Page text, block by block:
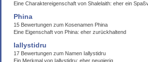
Eine Charaktereigenschaft von Shalelaith: eher ein
Phina
15 Bewertungen zum Kosenamen Phina
Eine Eigenschaft von Phina: eher zurückhaltend
Iallystidru
17 Bewertungen zum Namen Iallystidru
Ein Merkmal von Iallystidru: eher neugierig